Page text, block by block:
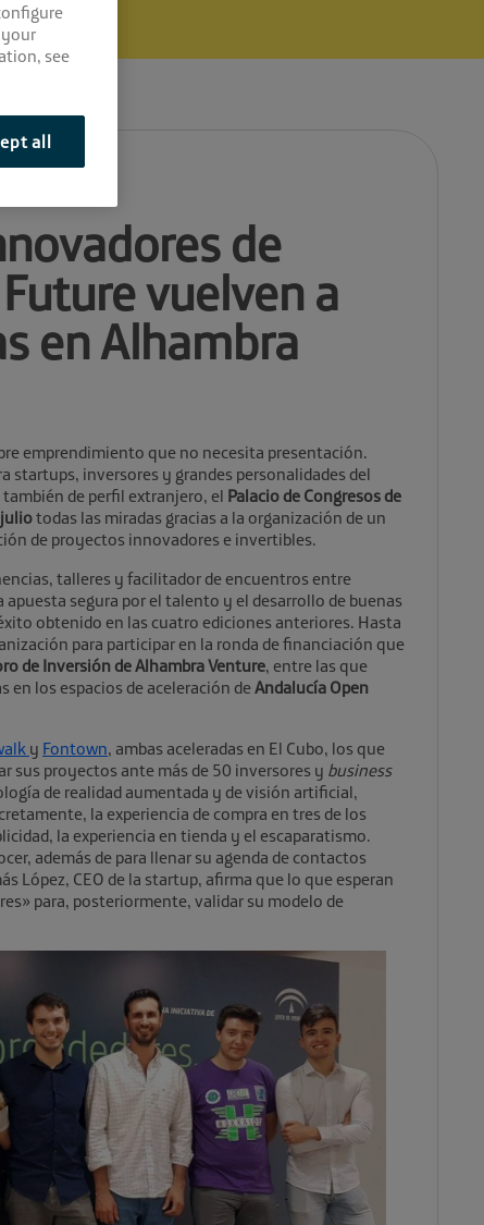
de
vuelven a
en Alhambra
emprendimiento que no necesita presentación.
startups, inversores y grandes personalidades del
de perfil extranjero, el Palacio de Congresos de
todas las miradas gracias a la organización de un
de proyectos innovadores e invertibles.
talleres y facilitador de encuentros entre
segura por el talento y el desarrollo de buenas
obtenido en las cuatro ediciones anteriores. Hasta
para participar en la ronda de financiación que
de Inversión de Alhambra Venture, entre las que
en los espacios de aceleración deAndalucía Open
y Fontown, ambas aceleradas en El Cubo, los que
sus proyectos ante más de 50 inversores y business
de realidad aumentada y de visión artificial,
la experiencia de compra en tres de los
la experiencia en tienda y el escaparatismo.
además de para llenar su agenda de contactos
López, CEO de la startup, afirma que lo que esperan
para, posteriormente, validar su modelo de
see
all